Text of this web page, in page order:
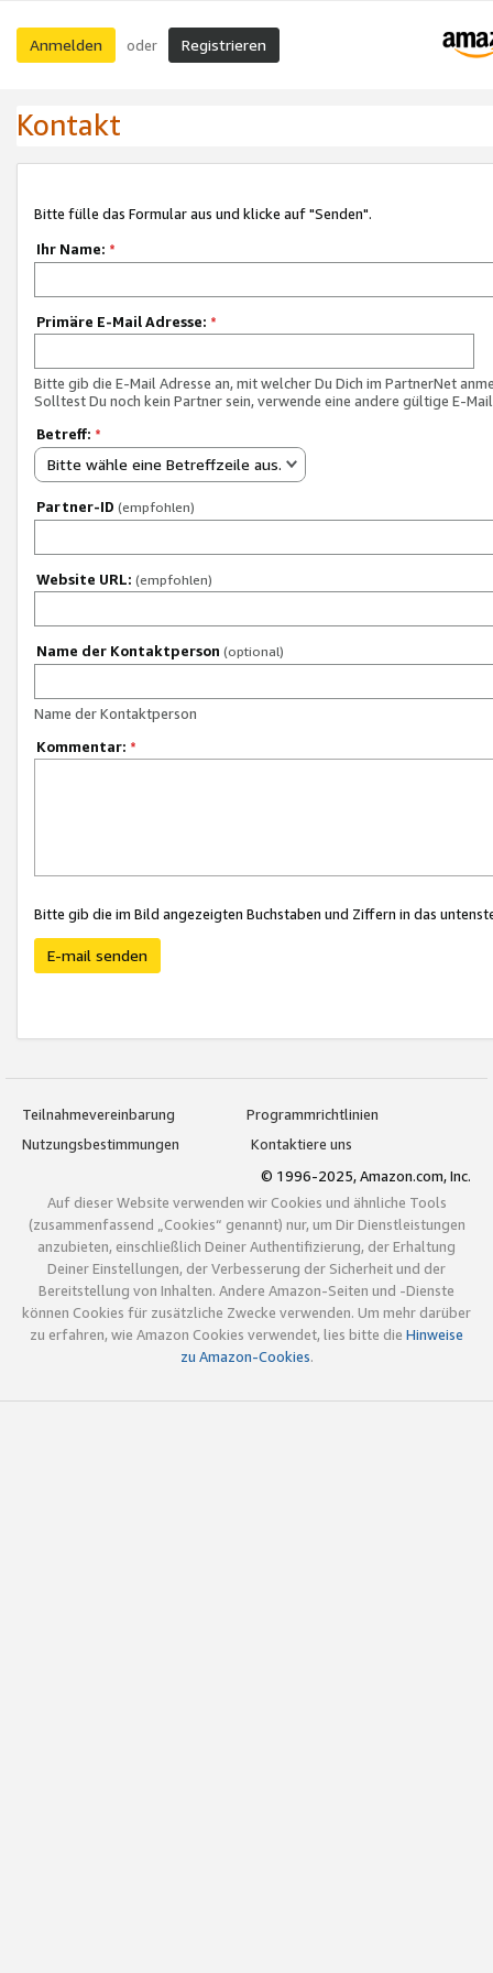
Anmelden oder Registrieren
Kontakt
Bitte fülle das Formular aus und klicke auf "Senden".
Ihr Name: *
Primäre E-Mail Adresse: *
Bitte gib die E-Mail Adresse an, mit welcher Du Dich im PartnerNet
Solltest Du noch kein Partner sein, verwende eine andere gültige E-
Betreff: *
Bitte wähle eine Betreffzeile aus.
Partner-ID (empfohlen)
Website URL: (empfohlen)
Name der Kontaktperson (optional)
Name der Kontaktperson
Kommentar: *
Bitte gib die im Bild angezeigten Buchstaben und Ziffern in das
E-mail senden
Teilnahmevereinbarung
Programmrichtlinien
Nutzungsbestimmungen
Kontaktiere uns
© 1996-2025, Amazon.com, Inc.
Auf dieser Website verwenden wir Cookies und ähnliche Tools
(zusammenfassend „Cookies“ genannt) nur, um Dir Dienstleistungen
anzubieten, einschließlich Deiner Authentifizierung, der Erhaltung
Deiner Einstellungen, der Verbesserung der Sicherheit und der
Bereitstellung von Inhalten. Andere Amazon-Seiten und -Dienste
können Cookies für zusätzliche Zwecke verwenden. Um mehr darüber
zu erfahren, wie Amazon Cookies verwendet, lies bitte die Hinweise
zu Amazon-Cookies.